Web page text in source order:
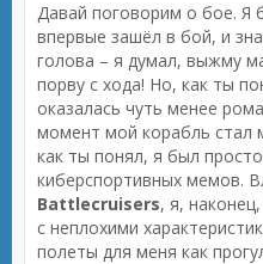
Давай поговорим о бое. Я
впервые зашёл в бой, и
голова – я думал, выжму
порву с хода! Но, как ты
оказалась чуть менее
момент мой корабль стал
как ты понял, я был
киберспортивных мемов.
Battlecruisers, я,
с неплохими
полеты для меня как